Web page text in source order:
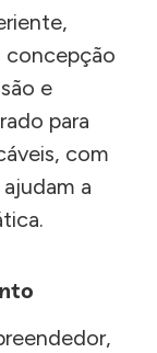
concepção
e
para
com
a